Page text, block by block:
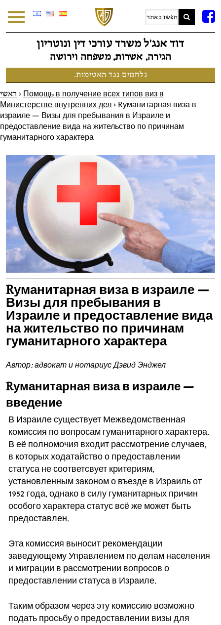
דוד אנג׳ל משרד עורכי דין ונוטריון
הגירה, אשרות, משפחה וירושה
נלחמים נגד האטימות.
ראשי > Помощь в получение всех типов виз в
Министерстве внутренних дел > Rуманитарная виза в
израиле — Визы для пребывания в Израиле и
предоставление вида на жительство по причинам
гуманитарного характера
Rуманитарная виза в израиле —
Визы для пребывания в
Израиле и предоставление вида
на жительство по причинам
гуманитарного характера
Автор: адвокат и нотариус Дэвид Энджел
Rуманитарная виза в израиле —
введение
В Израиле существует Межведомственная
комиссия по вопросам гуманитарного характера.
В её полномочия входит рассмотрение случаев,
в которых ходатайство о предоставлении
статуса не соответсвует критериям,
установленным законом о въезде в Израиль от
1952 года, однако в силу гуманитарных причин
особого характера статус всё же может быть
предоставлен.
Эта комиссия выносит рекомендации
заведующему Управлением по делам населения
и миграции в рассмотрении вопросов о
предоставлении статуса в Израиле.
Таким образом через эту комиссию возможно
подать просьбу о предоставлении визы для